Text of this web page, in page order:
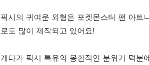
픽시의 귀여운 외형은 포켓몬스터 팬 아트
로도 많이 제작되고 있어요!
게다가 픽시 특유의 몽환적인 분위기 덕분